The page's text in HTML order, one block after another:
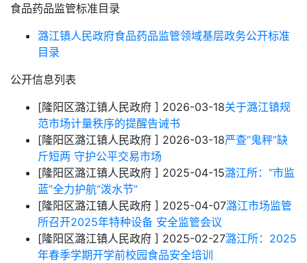
食品药品监管标准目录
潞江镇人民政府食品药品监管领域基层政务公开标准
目录
公开信息列表
[隆阳区潞江镇人民政府 ] 2026-03-18关于潞江镇规
范市场计量秩序的提醒告诫书
[隆阳区潞江镇人民政府 ] 2026-03-18严查“鬼秤”缺
斤短两 守护公平交易市场
[隆阳区潞江镇人民政府 ] 2025-04-15潞江所：“市监
蓝”全力护航“泼水节”
[隆阳区潞江镇人民政府 ] 2025-04-07潞江市场监管
所召开2025年特种设备 安全监管会议
[隆阳区潞江镇人民政府 ] 2025-02-27潞江所：2025
年春季学期开学前校园食品安全培训